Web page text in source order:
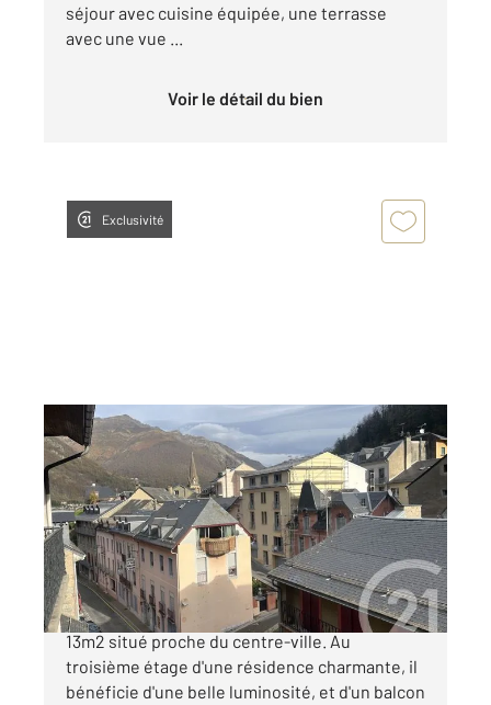
séjour avec cuisine équipée, une terrasse
avec une vue ...
Voir le détail du bien
Exclusivité
CAUTERETS 65
13,27 m 2 , 1 pièce
Ref : 3338
Appartement Studio à vendre
50 000 €
Venez découvrir ce charmant studio d'environ
13m2 situé proche du centre-ville. Au
troisième étage d'une résidence charmante, il
bénéficie d'une belle luminosité, et d'un balcon